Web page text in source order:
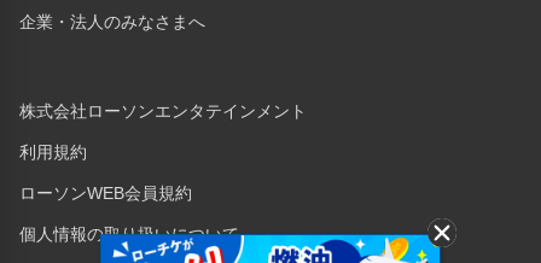
企業・法人のみなさまへ
株式会社ローソンエンタテインメント
利用規約
ローソンWEB会員規約
個人情報の取り扱いについて